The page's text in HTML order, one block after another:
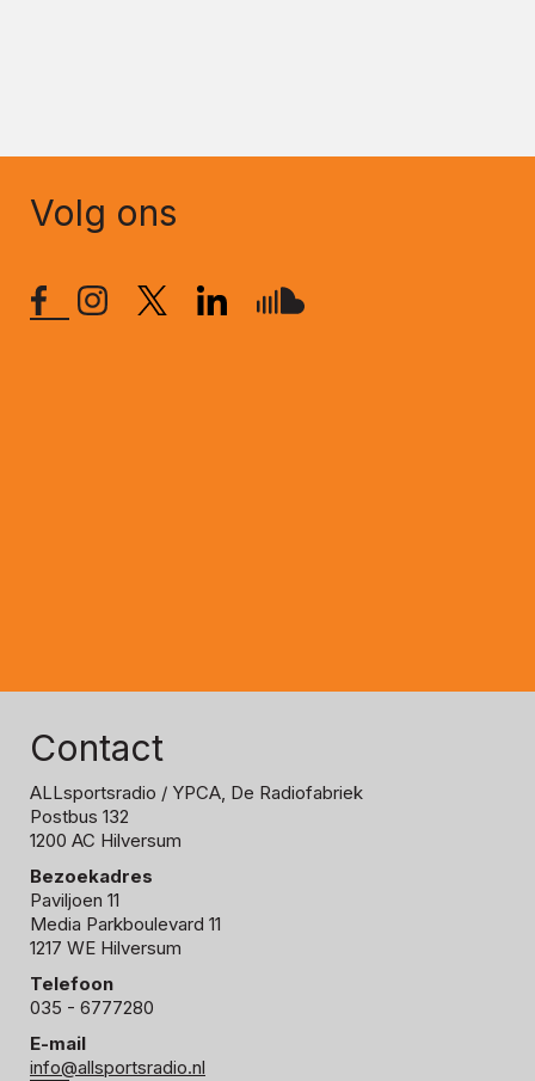
Volg ons
Contact
ALLsportsradio / YPCA, De Radiofabriek
Postbus 132
1200 AC Hilversum
Bezoekadres
Paviljoen 11
Media Parkboulevard 11
1217 WE Hilversum
Telefoon
035 - 6777280
E-mail
info@allsportsradio.nl